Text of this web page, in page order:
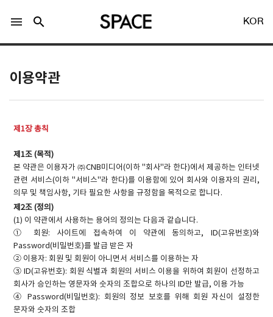
Facebook 로그인
Naver 로그인
SPACE 소개
menu search KOR
이용약관
제1장 총칙
제1조 (목적)
본 약관은 이용자가 ㈜CNB미디어(이하 "회사"라 한다)에서 제공하는 인터넷
관련 서비스(이하 "서비스"라 한다)를 이용함에 있어 회사와 이용자의 권리,
의무 및 책임사항, 기타 필요한 사항을 규정함을 목적으로 합니다.
제2조 (정의)
(1) 이 약관에서 사용하는 용어의 정의는 다음과 같습니다.
① 회원: 사이트에 접속하여 이 약관에 동의하고, ID(고유번호)와
Password(비밀번호)를 발급 받은 자
② 이용자: 회원 및 회원이 아니면서 서비스를 이용하는 자
③ ID(고유번호): 회원 식별과 회원의 서비스 이용을 위하여 회원이 선정하고
회사가 승인하는 영문자와 숫자의 조합으로 하나의 ID만 발급, 이용 가능
④ Password(비밀번호): 회원의 정보 보호를 위해 회원 자신이 설정한
문자와 숫자의 조합